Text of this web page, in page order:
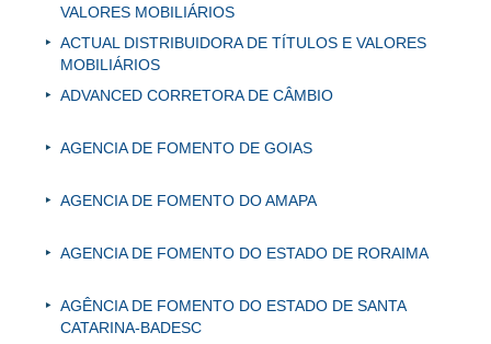
VALORES MOBILIÁRIOS
ACTUAL DISTRIBUIDORA DE TÍTULOS E VALORES
MOBILIÁRIOS
ADVANCED CORRETORA DE CÂMBIO
AGENCIA DE FOMENTO DE GOIAS
AGENCIA DE FOMENTO DO AMAPA
AGENCIA DE FOMENTO DO ESTADO DE RORAIMA
AGÊNCIA DE FOMENTO DO ESTADO DE SANTA
CATARINA-BADESC